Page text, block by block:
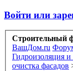
Войти или
Строительный
ВашДом.ru
Гидроизоляция
очистка фасадов